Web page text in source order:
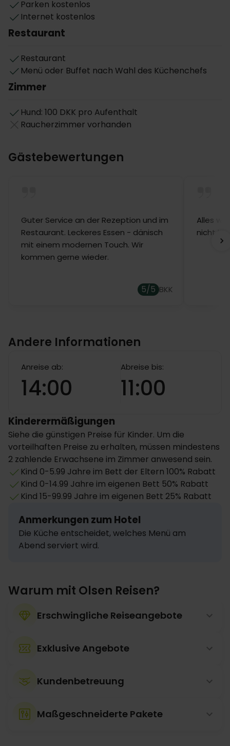
Parken kostenlos
Internet kostenlos
Restaurant
Restaurant
Menü oder Buffet nach Wahl des Küchenchefs
Zimmer
Hund: 100 DKK pro Aufenthalt
Raucherzimmer vorhanden
Gästebewertungen
Guter Service an der Rezeption und im
Restaurant. Leckeres Essen - dänisch
mit einem modernen Touch. Wir
kommen gerne wieder.
5/5 BKK
Alles
nicht
Andere Informationen
Anreise ab:
14:00
Abreise bis:
11:00
Kinderermäßigungen
Siehe die günstigen Preise für Kinder. Um die
vorteilhaften Preise zu erhalten, müssen mindestens
2 zahlende Erwachsene im Zimmer anwesend sein.
Kind 0-5.99 Jahre im Bett der Eltern 100% Rabatt
Kind 0-14.99 Jahre im eigenen Bett 50% Rabatt
Kind 15-99.99 Jahre im eigenen Bett 25% Rabatt
Anmerkungen zum Hotel
Die Küche entscheidet, welches Menü am
Abend serviert wird.
Warum mit Olsen Reisen?
Erschwingliche Reiseangebote
Exklusive Angebote
Kundenbetreuung
Maßgeschneiderte Pakete